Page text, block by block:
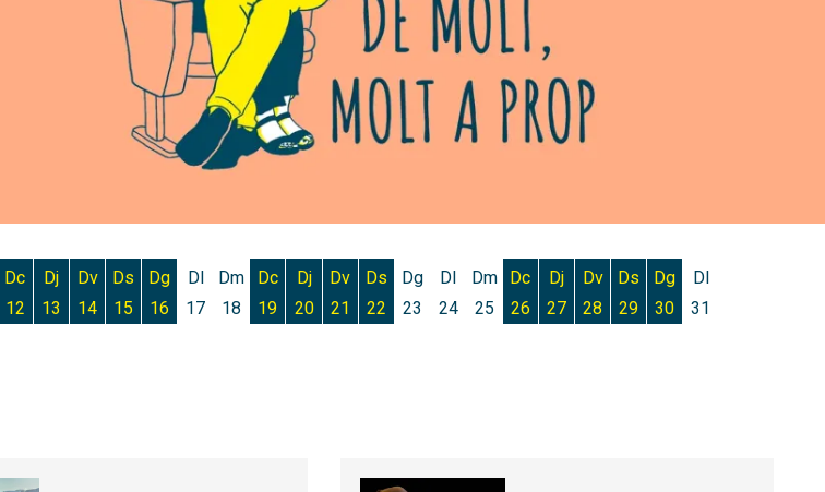
Dc
12
Dj
13
Dv
14
Ds
15
Dg
16
Dl
17
Dm
18
Dc
19
Dj
20
Dv
21
Ds
22
Dg
23
Dl
24
Dm
25
Dc
26
Dj
27
Dv
28
Ds
29
Dg
30
Dl
31